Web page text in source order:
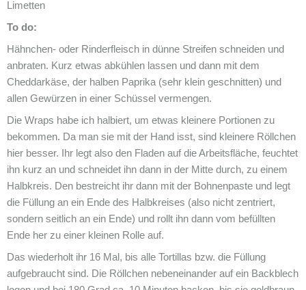
Limetten
To do:
Hähnchen- oder Rinderfleisch in dünne Streifen schneiden und
anbraten. Kurz etwas abkühlen lassen und dann mit dem
Cheddarkäse, der halben Paprika (sehr klein geschnitten) und
allen Gewürzen in einer Schüssel vermengen.
Die Wraps habe ich halbiert, um etwas kleinere Portionen zu
bekommen. Da man sie mit der Hand isst, sind kleinere Röllchen
hier besser. Ihr legt also den Fladen auf die Arbeitsfläche, feuchtet
ihn kurz an und schneidet ihn dann in der Mitte durch, zu einem
Halbkreis. Den bestreicht ihr dann mit der Bohnenpaste und legt
die Füllung an ein Ende des Halbkreises (also nicht zentriert,
sondern seitlich an ein Ende) und rollt ihn dann vom befüllten
Ende her zu einer kleinen Rolle auf.
Das wiederholt ihr 16 Mal, bis alle Tortillas bzw. die Füllung
aufgebraucht sind. Die Röllchen nebeneinander auf ein Backblech